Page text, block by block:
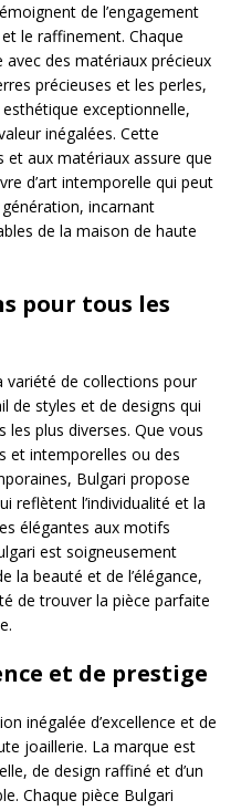
de l’engagement
le raffinement. Chaque
des matériaux précieux
précieuses et les perles,
exceptionnelle,
inégalées. Cette
aux matériaux assure que
d’art intemporelle qui peut
incarnant
de la maison de haute
pour tous les
variété de collections pour
de styles et de designs qui
plus diverses. Que vous
et intemporelles ou des
Bulgari propose
reflètent l’individualité et la
élégantes aux motifs
est soigneusement
la beauté et de l’élégance,
de trouver la pièce parfaite
et de prestige
inégalée d’excellence et de
joaillerie. La marque est
de design raffiné et d’un
Chaque pièce Bulgari